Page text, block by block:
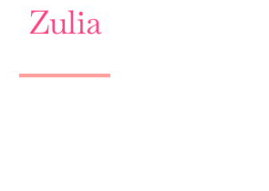
Zulia